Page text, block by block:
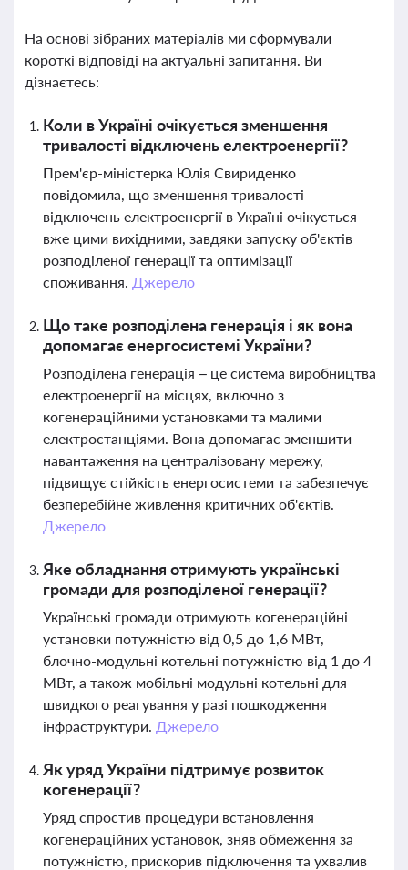
На основі зібраних матеріалів ми сформували
короткі відповіді на актуальні запитання. Ви
дізнаєтесь:
Коли в Україні очікується зменшення
тривалості відключень електроенергії?
Прем'єр-міністерка Юлія Свириденко
повідомила, що зменшення тривалості
відключень електроенергії в Україні очікується
вже цими вихідними, завдяки запуску об'єктів
розподіленої генерації та оптимізації
споживання. Джерело
Що таке розподілена генерація і як вона
допомагає енергосистемі України?
Розподілена генерація – це система виробництва
електроенергії на місцях, включно з
когенераційними установками та малими
електростанціями. Вона допомагає зменшити
навантаження на централізовану мережу,
підвищує стійкість енергосистеми та забезпечує
безперебійне живлення критичних об'єктів.
Джерело
Яке обладнання отримують українські
громади для розподіленої генерації?
Українські громади отримують когенераційні
установки потужністю від 0,5 до 1,6 МВт,
блочно-модульні котельні потужністю від 1 до 4
МВт, а також мобільні модульні котельні для
швидкого реагування у разі пошкодження
інфраструктури. Джерело
Як уряд України підтримує розвиток
когенерації?
Уряд спростив процедури встановлення
когенераційних установок, зняв обмеження за
потужністю, прискорив підключення та ухвалив